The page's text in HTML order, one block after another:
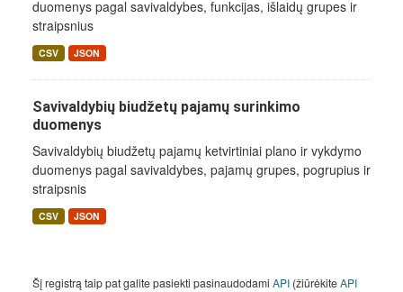
duomenys pagal savivaldybes, funkcijas, išlaidų grupes ir
straipsnius
CSV JSON
Savivaldybių biudžetų pajamų surinkimo
duomenys
Savivaldybių biudžetų pajamų ketvirtiniai plano ir vykdymo
duomenys pagal savivaldybes, pajamų grupes, pogrupius ir
straipsnis
CSV JSON
Šį registrą taip pat galite pasiekti pasinaudodami API (žiūrėkiteAPI